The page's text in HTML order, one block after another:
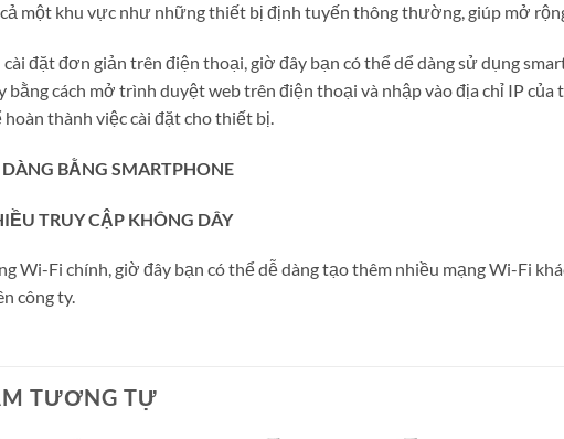
một khu vực như những thiết bị định tuyến thông thường, giúp mở
đặt đơn giản trên điện thoại, giờ đây bạn có thể dể dàng sử dụng
bằng cách mở trình duyệt web trên điện thoại và nhập vào địa chỉ IP
hoàn thành việc cài đặt cho thiết bị.
BẰNG SMARTPHONE
TRUY CẬP KHÔNG DÂY
Wi-Fi chính, giờ đây bạn có thể dễ dàng tạo thêm nhiều mạng Wi-Fi
công ty.
TƯƠNG TỰ